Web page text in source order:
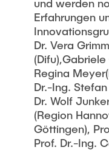
und werden
Erfahrungen
Dr. Vera
Regina
Dr.-Ing.
Dr. Wolf
(Region
Göttingen),
Prof. Dr.-Ing.